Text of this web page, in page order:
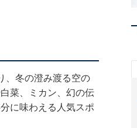
、冬の澄み渡る空の
菜、ミカン、幻の伝
に味わえる人気スポ